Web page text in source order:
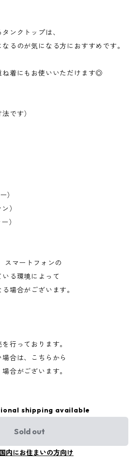
ンクトップは、
るのが気になる方におすすめです。
ね着にもお使いいただけます◎
です）
）
）
）
スマートフォンの
る環境によって
場合がございます。
行っております。
合は、こちらから
合がございます。
shipping available
Sold out
内にお住まいの方向け